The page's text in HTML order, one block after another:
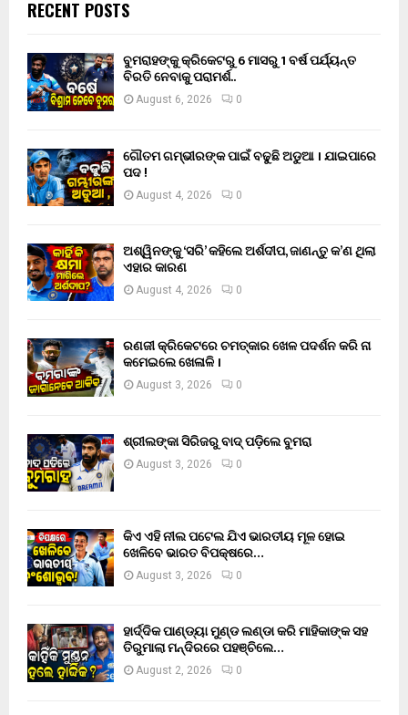
RECENT POSTS
ବୁମରାହଙ୍କୁ କ୍ରିକେଟରୁ 6 ମାସରୁ 1 ବର୍ଷ ପର୍ଯ୍ୟନ୍ତ
ବିରତି ନେବାକୁ ପରାମର୍ଶ..
August 6, 2026 0
ଗୌତମ ଗମ୍ଭୀରଙ୍କ ପାଇଁ ବଢୁଛି ଅଡୁଆ । ଯାଇପାରେ
ପଦ !
August 4, 2026 0
ଅଶ୍ୱିନଙ୍କୁ ‘ସରି’ କହିଲେ ଅର୍ଶଦୀପ, ଜାଣନ୍ତୁ କ’ଣ ଥିଲା
ଏହାର କାରଣ
August 4, 2026 0
ରଣଜୀ କ୍ରିକେଟରେ ଚମତ୍କାର ଖେଳ ପଦର୍ଶନ କରି ନା
କମେଇଲେ ଖେଳାଳି ।
August 3, 2026 0
ଶ୍ରୀଲଙ୍କା ସିରିଜରୁ ବାଦ୍ ପଡ଼ିଲେ ବୁମରା
August 3, 2026 0
କିଏ ଏହି ନୀଲ ପଟେଲ ଯିଏ ଭାରତୀୟ ମୂଳ ହୋଇ
ଖେଳିବେ ଭାରତ ବିପକ୍ଷରେ…
August 3, 2026 0
ହାର୍ଦ୍ଦିକ ପାଣ୍ଡ୍ୟା ମୁଣ୍ଡ ଲଣ୍ଡା କରି ମାହିକାଙ୍କ ସହ
ତିରୁମାଲା ମନ୍ଦିରରେ ପହଞ୍ଚିଲେ…
August 2, 2026 0